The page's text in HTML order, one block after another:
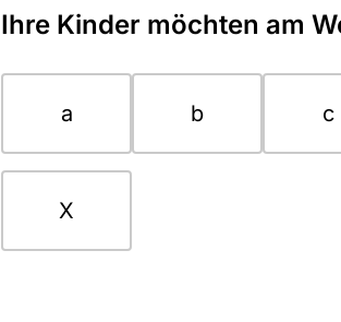
Ihre Kinder möchten am
a b c
X